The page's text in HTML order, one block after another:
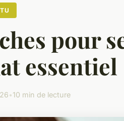
pour
essentiel
•10 min de lecture